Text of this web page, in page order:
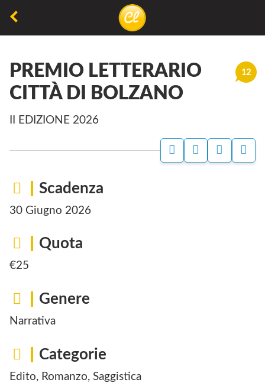
non
permette
camminare,
respirare
12
PREMIO LETTERARIO
CITTÀ DI BOLZANO
II EDIZIONE 2026
Scadenza
30 Giugno 2026
Quota
€25
Genere
Narrativa
Categorie
Edito, Romanzo, Saggistica